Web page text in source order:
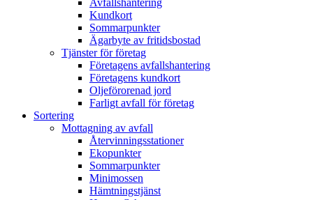
Kundkort
Sommarpunkter
Ägarbyte av fritidsbostad
Tjänster för företag
Företagens avfallshantering
Företagens kundkort
Oljeförorenad jord
Farligt avfall för företag
Sortering
Mottagning av avfall
Återvinningsstationer
Ekopunkter
Sommarpunkter
Minimossen
Hämtningstjänst